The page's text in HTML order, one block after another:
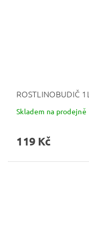
ROSTLINOBUDIČ 1L
Skladem na prodejně
119 Kč